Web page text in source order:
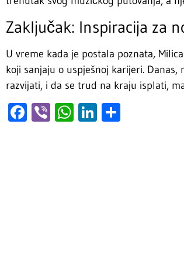
Zaključak: Inspiracija za
U vreme kada je postala poznata,
koji sanjaju o uspješnoj karijeri.
razvijati, i da se trud na kraju isplati,
Facebook
ViberWhatsApp
LinkedIn